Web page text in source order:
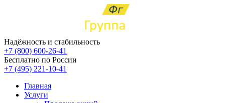
Надёжность и стабильность
+7 (800) 600-26-41
Бесплатно по России
+7 (495) 221-10-41
Главная
Услуги